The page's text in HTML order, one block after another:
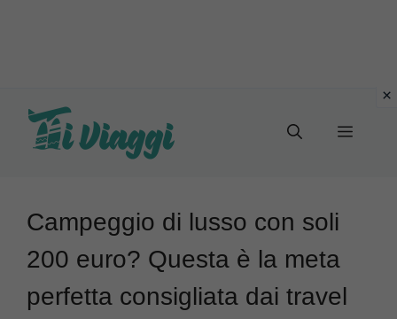
Menu
Campeggio di lusso con soli
200 euro? Questa è la meta
perfetta consigliata dai travel